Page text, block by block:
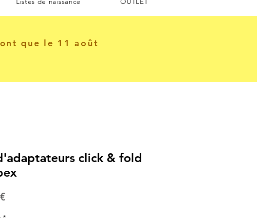
que le 11 août
click & fold
Prix